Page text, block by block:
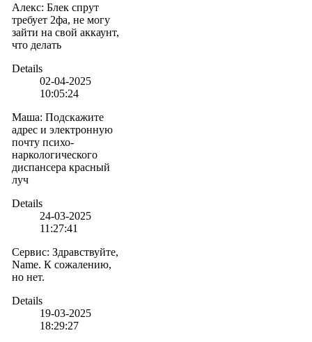
Алекс: Блек спрут
требует 2фа, не могу
зайти на свой аккаунт,
что делать
Details
02-04-2025
10:05:24
Маша: Подскажите
адрес и электронную
почту психо-
наркологического
диспансера красный
луч
Details
24-03-2025
11:27:41
Сервис: Здравствуйте,
Name. К сожалению,
но нет.
Details
19-03-2025
18:29:27